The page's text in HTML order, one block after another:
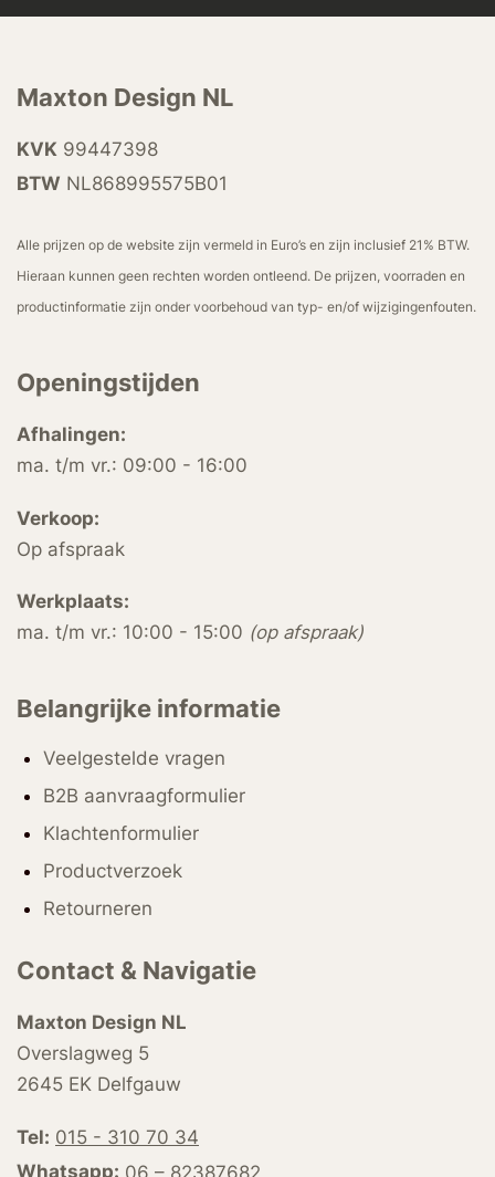
Maxton Design NL
KVK 99447398
BTW NL868995575B01
Alle prijzen op de website zijn vermeld in Euro’s en zijn inclusief 21% BTW.
Hieraan kunnen geen rechten worden ontleend. De prijzen, voorraden en
productinformatie zijn onder voorbehoud van typ- en/of wijzigingenfouten.
Openingstijden
Afhalingen:
ma. t/m vr.: 09:00 - 16:00
Verkoop:
Op afspraak
Werkplaats:
ma. t/m vr.: 10:00 - 15:00 (op afspraak)
Belangrijke informatie
Veelgestelde vragen
B2B aanvraagformulier
Klachtenformulier
Productverzoek
Retourneren
Contact & Navigatie
Maxton Design NL
Overslagweg 5
2645 EK Delfgauw
Tel: 015 - 310 70 34
Whatsapp: 06 – 82387682